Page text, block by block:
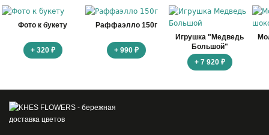
Фото к букету
+ 320 ₽
Раффаэлло 150г
+ 990 ₽
Игрушка "Медведь
Большой"
+ 7 920 ₽